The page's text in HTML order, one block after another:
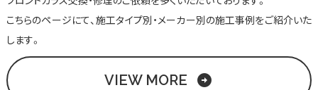
こちらのページにて、施工タイプ別・メーカー別の施工事例をご紹介いた
します。
VIEW MORE arrow_circle_right